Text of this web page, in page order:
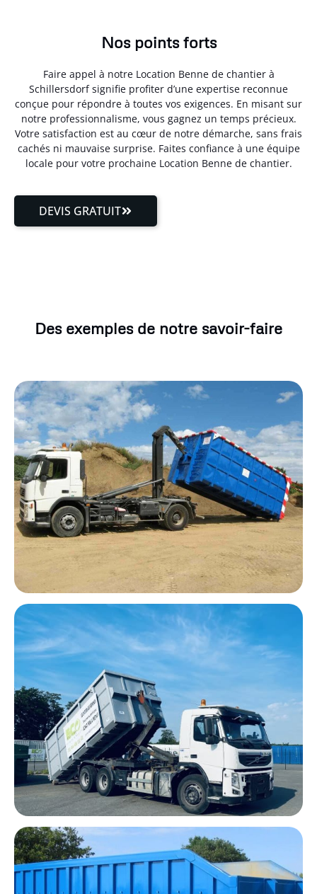
Nos points forts
Faire appel à notre Location Benne de chantier à
Schillersdorf signifie profiter d’une expertise reconnue
conçue pour répondre à toutes vos exigences. En misant sur
notre professionnalisme, vous gagnez un temps précieux.
Votre satisfaction est au cœur de notre démarche, sans frais
cachés ni mauvaise surprise. Faites confiance à une équipe
locale pour votre prochaine Location Benne de chantier.
DEVIS GRATUIT
Des exemples de notre savoir-faire